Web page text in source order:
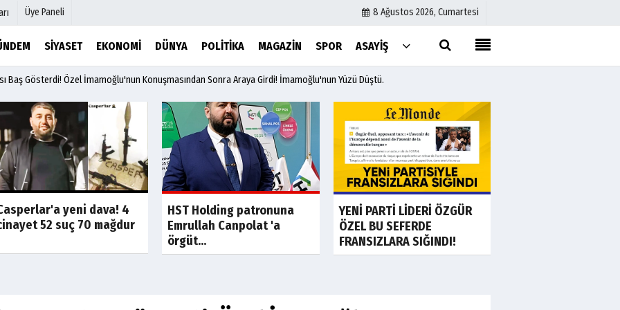
Üye Paneli 8 Ağustos 2026, Cumartesi
SIYASET EKONOMI DÜNYA POLITIKA MAGAZIN SPOR ASAYIŞ
Köşe Yazarları
Video Galeri
Foto Galeri
Etkinlikler
İletişim
Çerez Politikası
Gizlilik İlkeleri
Baş Gösterdi! Özel İmamoğlu'nun Konuşmasından Sonra Araya Girdi! İmamoğlu'nun Yüzü Düştü.
Son Dakika
yeni dava! 4
52 suç 70 mağdur
Son Dakika
HST Holding patronuna
Emrullah Canpolat 'a
örgüt...
Son Dakika
YENİ PARTİ LİDERİ ÖZGÜR
ÖZEL BU SEFERDE
FRANSIZLARA SIĞINDI!